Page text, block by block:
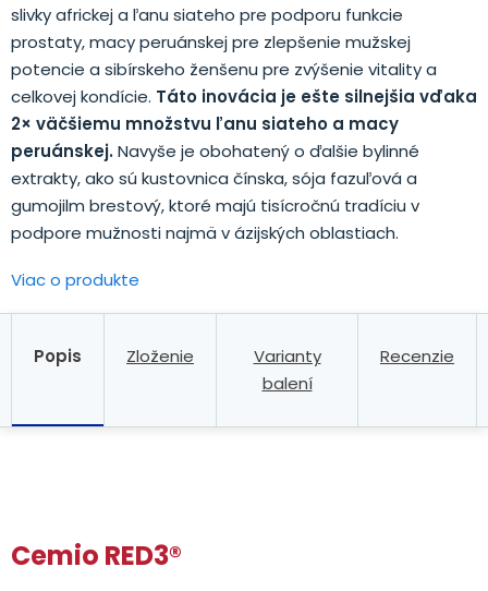
slivky africkej a ľanu siateho pre podporu funkcie
prostaty, macy peruánskej pre zlepšenie mužskej
potencie a sibírskeho ženšenu pre zvýšenie vitality a
celkovej kondície. Táto inovácia je ešte silnejšia vďaka
2× väčšiemu množstvu ľanu siateho a macy
peruánskej.Navyše je obohatený o ďalšie bylinné
extrakty, ako sú kustovnica čínska, sója fazuľová a
gumojilm brestový, ktoré majú tisícročnú tradíciu v
podpore mužnosti najmä v ázijských oblastiach.
Viac o produkte
Popis Zloženie
Varianty
balení
Recenzie
Cemio RED3®